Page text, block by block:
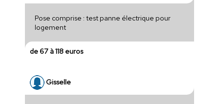
Pose comprise : test panne électrique pour
logement
de 67 à 118 euros
Gisselle